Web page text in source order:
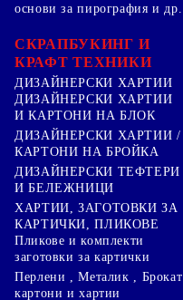
основи за пирография и др.
СКРАПБУКИНГ И
КРАФТ ТЕХНИКИ
ДИЗАЙНЕРСКИ ХАРТИИ
ДИЗАЙНЕРСКИ ХАРТИИ
И КАРТОНИ НА БЛОК
ДИЗАЙНЕРСКИ ХАРТИИ /
КАРТОНИ НА БРОЙКА
ДИЗАЙНЕРСКИ ТЕФТЕРИ
И БЕЛЕЖНИЦИ
ХАРТИИ, ЗАГОТОВКИ ЗА
КАРТИЧКИ, ПЛИКОВЕ
Пликове и комплекти
заготовки за картички
Перлени , Металик , Брокат
картони и хартии